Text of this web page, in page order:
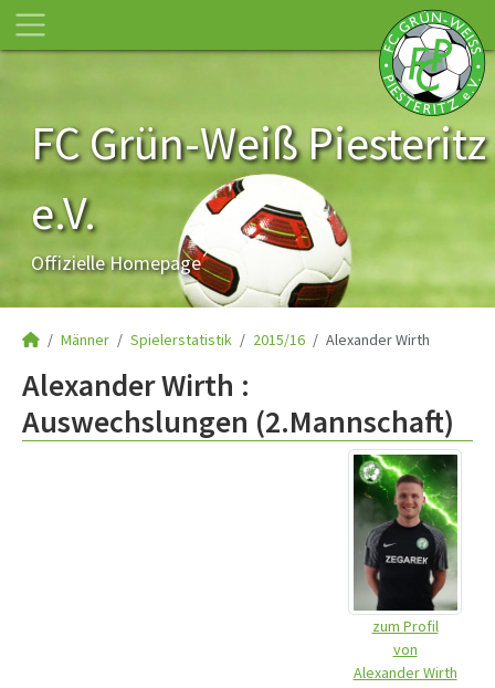
FC Grün-Weiß Piesteritz
e.V.
Offizielle Homepage
Männer Spielerstatistik 2015/16 Alexander Wirth
Alexander Wirth :
Auswechslungen (2.Mannschaft)
zum Profil
von
Alexander Wirth